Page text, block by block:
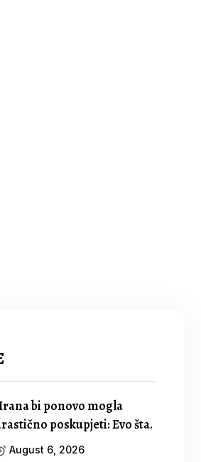
bi ponovo mogla
poskupjeti: Evo šta.
August 6, 2026